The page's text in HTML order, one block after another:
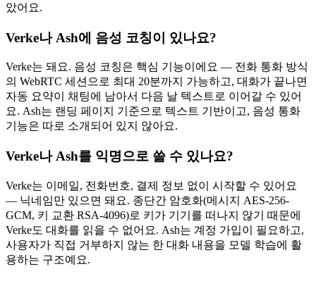
았어요.
Verke나 Ash에 음성 코칭이 있나요?
Verke는 돼요. 음성 코칭은 핵심 기능이에요 — 전화 통화 방식
의 WebRTC 세션으로 최대 20분까지 가능하고, 대화가 끝나면
자동 요약이 채팅에 남아서 다음 날 텍스트로 이어갈 수 있어
요. Ash는 랜딩 페이지 기준으로 텍스트 기반이고, 음성 통화
기능은 따로 소개되어 있지 않아요.
Verke나 Ash를 익명으로 쓸 수 있나요?
Verke는 이메일, 전화번호, 결제 정보 없이 시작할 수 있어요
— 닉네임만 있으면 돼요. 종단간 암호화(메시지 AES-256-
GCM, 키 교환 RSA-4096)로 키가 기기를 떠나지 않기 때문에
Verke도 대화를 읽을 수 없어요. Ash는 계정 가입이 필요하고,
사용자가 직접 거부하지 않는 한 대화 내용을 모델 학습에 활
용하는 구조예요.